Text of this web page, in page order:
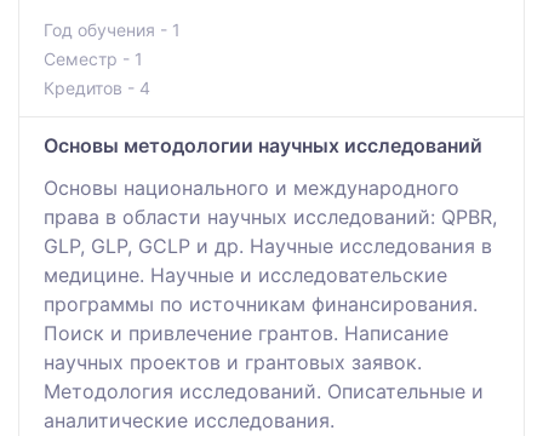
Год обучения - 1
Семестр - 1
Кредитов - 4
Основы методологии научных исследований
Основы национального и международного
права в области научных исследований: QPBR,
GLP, GLP, GCLP и др. Научные исследования в
медицине. Научные и исследовательские
программы по источникам финансирования.
Поиск и привлечение грантов. Написание
научных проектов и грантовых заявок.
Методология исследований. Описательные и
аналитические исследования.